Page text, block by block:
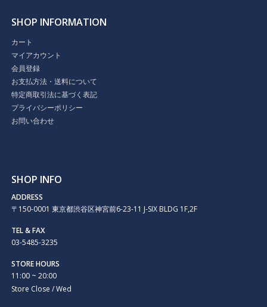
SHOP INFORMATION
カート
マイアカウント
会員登録
お支払方法・送料について
特定商取引法に基づく表記
プライバシーポリシー
お問い合わせ
SHOP INFO
ADDRESS
〒150-0001 東京都渋谷区神宮前6-23-11 J-SIX BLDG 1F,2F
TEL & FAX
03-5485-3235
STORE HOURS
11:00 ~ 20:00
Store Close / Wed